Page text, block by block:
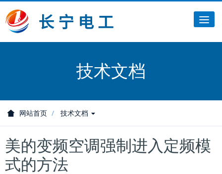
技术文档
网站首页 技术文档
美的变频空调强制进入定频模
式的方法